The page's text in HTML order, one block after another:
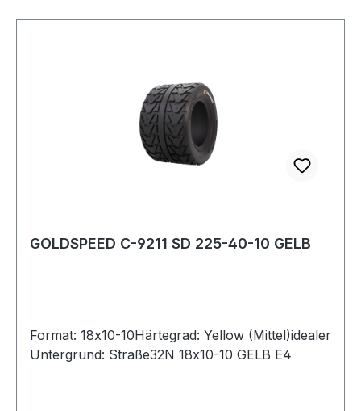
GOLDSPEED C-9211 SD 225-40-10 GELB
Format: 18x10-10Härtegrad: Yellow (Mittel)idealer
Untergrund: Straße32N 18x10-10 GELB E4